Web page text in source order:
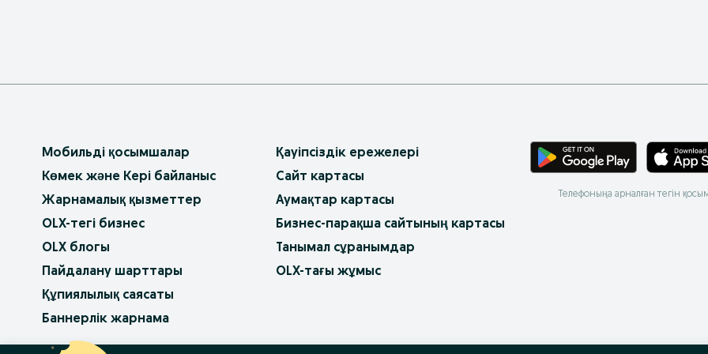
Мобильді қосымшалар
Көмек және Кері байланыс
Жарнамалық қызметтер
OLX-тегі бизнес
OLX блогы
Пайдалану шарттары
Құпиялылық саясаты
Баннерлік жарнама
Қауіпсіздік ережелері
Сайт картасы
Аумақтар картасы
Бизнес-парақша сайтының картасы
Танымал сұранымдар
OLX-тағы жұмыс
Телефоныңа арналған тегін